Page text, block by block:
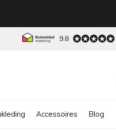
Accessoires Blog
9.8